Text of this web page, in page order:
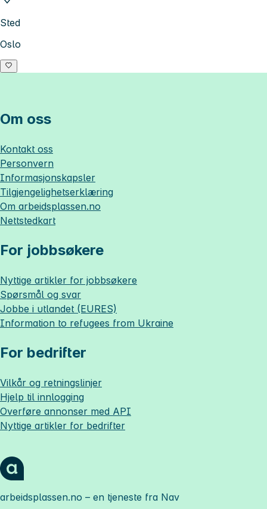
Sted
Oslo
Om oss
Kontakt oss
Personvern
Informasjonskapsler
Tilgjengelighetserklæring
Om arbeidsplassen.no
Nettstedkart
For jobbsøkere
Nyttige artikler for jobbsøkere
Spørsmål og svar
Jobbe i utlandet (EURES)
Information to refugees from Ukraine
For bedrifter
Vilkår og retningslinjer
Hjelp til innlogging
Overføre annonser med API
Nyttige artikler for bedrifter
arbeidsplassen.no – en tjeneste fra Nav